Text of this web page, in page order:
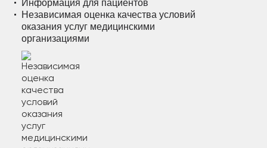
Информация для пациентов
Независимая оценка качества условий
оказания услуг медицинскими
организациями